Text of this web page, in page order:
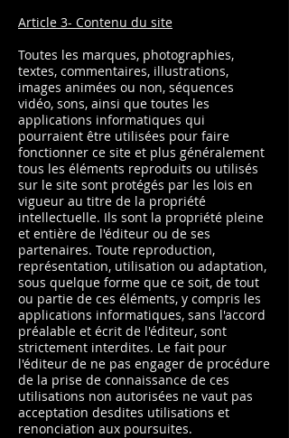
Article 3- Contenu du site
Toutes les marques, photographies,
textes, commentaires, illustrations,
images animées ou non, séquences
vidéo, sons, ainsi que toutes les
applications informatiques qui
pourraient être utilisées pour faire
fonctionner ce site et plus généralement
tous les éléments reproduits ou utilisés
sur le site sont protégés par les lois en
vigueur au titre de la propriété
intellectuelle. Ils sont la propriété pleine
et entière de l'éditeur ou de ses
partenaires. Toute reproduction,
représentation, utilisation ou adaptation,
sous quelque forme que ce soit, de tout
ou partie de ces éléments, y compris les
applications informatiques, sans l'accord
préalable et écrit de l'éditeur, sont
strictement interdites. Le fait pour
l'éditeur de ne pas engager de procédure
de la prise de connaissance de ces
utilisations non autorisées ne vaut pas
acceptation desdites utilisations et
renonciation aux poursuites.